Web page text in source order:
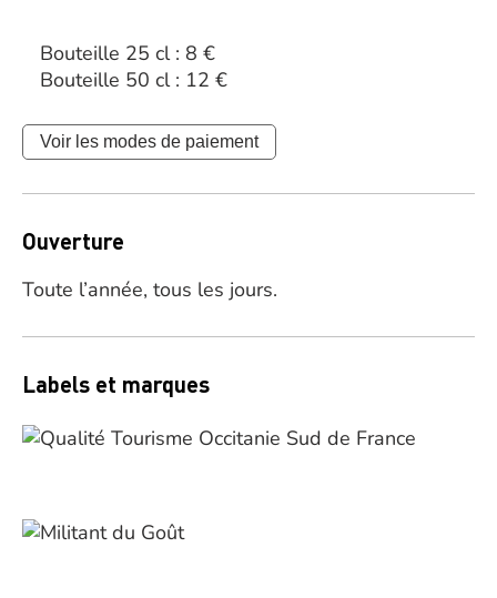
Bouteille 25 cl : 8 €
Bouteille 50 cl : 12 €
Voir les modes de paiement
Ouverture
Toute l’année, tous les jours.
Labels et marques